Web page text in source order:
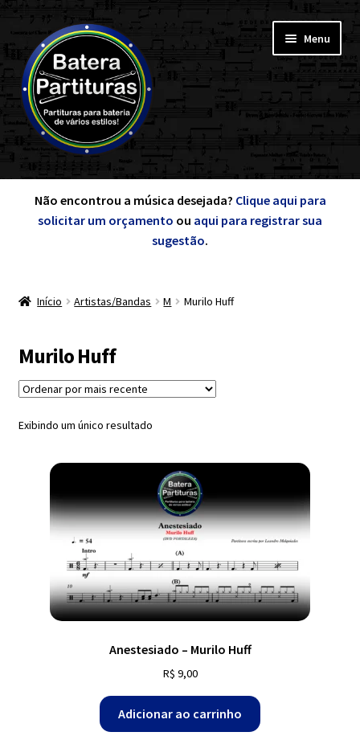
Pular
para
navegação
Pular
para
o
conteúdo
Menu
Cursos
Exercícios
Grátis
Contato
Dúvidas
Mapa do site
Não encontrou a música desejada? Clique aqui para
solicitar um orçamento ou aqui para registrar sua
sugestão.
Início Artistas/Bandas M Murilo Huff
Murilo Huff
Exibindo um único resultado
Anestesiado – Murilo Huff
R$ 9,00
Adicionar ao carrinho